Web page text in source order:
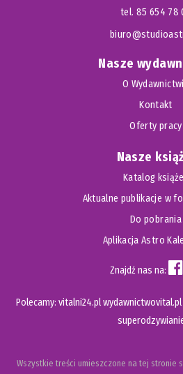
tel. 85 654 78
Nasze
O
Kontakt
Oferty pracy
Nasze
Katalog
Aktualne publikacje w
Do pobrania
Aplikacja Astro
Znajdź nas na:
Polecamy: vitalni24.plwydawnictwovital.pl
Wszystkie treści umieszczone na tej stronie